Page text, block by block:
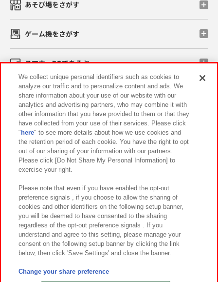
あそび場をさがす
ゲーム機をさがす
スマホ・PCであそぶ
イベント・キャンペーン
関連会社 サステナビリティ サイトポリシー
プライバシーポリシー ウェブアクセシビリティ方針と検証結果
お取引先さまとともに
カスタマーハラスメント対応方針 よくあるご質問・お問い合わせ
©Bandai Namco Amusement Inc.
©Bandai Namco Amusement Lab Inc.
We collect unique personal identifiers such as cookies to
analyze our traffic and to personalize content and ads. We
share information about your use of our website with our
analytics and advertising partners, who may combine it with
other information that you have provided to them or that they
have collected from your use of their services. Please click
" here" to see more details about how we use cookies and
the retention period of each cookie. You have the right to opt
out of our sharing of your information with our partners.
Please click [Do Not Share My Personal Information] to
exercise your right.
Please note that even if you have enabled the opt-out
preference signals , if you choose to allow the sharing of
cookies and other identifiers on the following setup banner,
you will be deemed to have consented to the sharing
regardless of the opt-out preference signals . If you
understand and agree to this setting, please manage your
consent on the following setup banner by clicking the link
below, then click 'Save Settings' and close the banner.
Change your share preference